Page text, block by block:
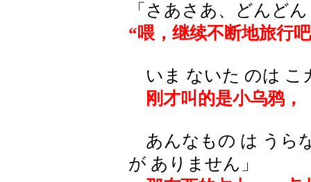
「さあさあ、どんど
“喂，继续不断地旅行
いま ないた のは こ
刚才叫的是小乌鸦，
あんなもの は うら
が ありません」